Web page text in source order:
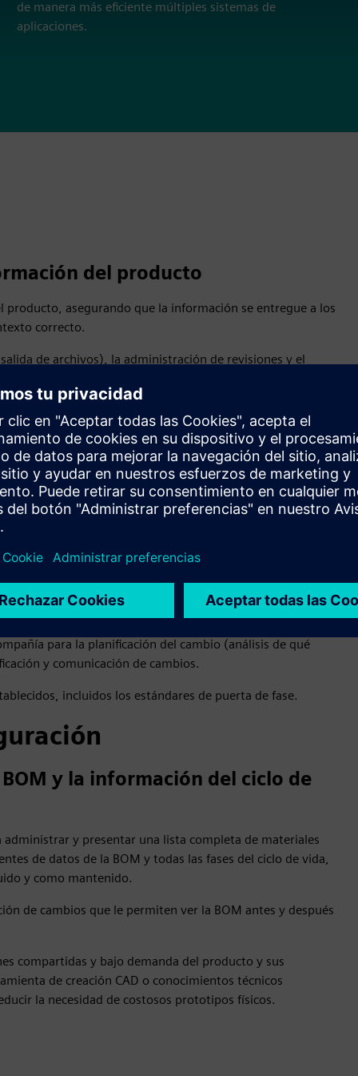
de manera más eficiente múltiples sistemas de
aplicaciones.
del producto
asegurando que la información se entregue a los
correcto.
de archivos), la administración de revisiones y el
acceso asociados.
participen en el ciclo de vida
para la planificación del cambio (análisis de qué
y comunicación de cambios.
incluidos los estándares de puerta de fase.
y la información del ciclo de
y presentar una lista completa de materiales
de datos de la BOM y todas las fases del ciclo de vida,
y como mantenido.
de cambios que le permiten ver la BOM antes y después
compartidas y bajo demanda del producto y sus
de creación CAD o conocimientos técnicos
la necesidad de costosos prototipos físicos.